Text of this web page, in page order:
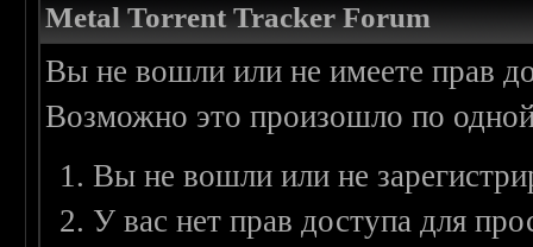
Metal Torrent Tracker Forum
Вы не вошли или не имеете прав
Возможно это произошло по
Вы не вошли или не
У вас нет прав доступа для